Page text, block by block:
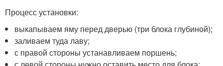
Процесс установки:
выкапываем яму перед дверью (три блока глубиной);
заливаем туда лаву;
с правой стороны устанавливаем поршень;